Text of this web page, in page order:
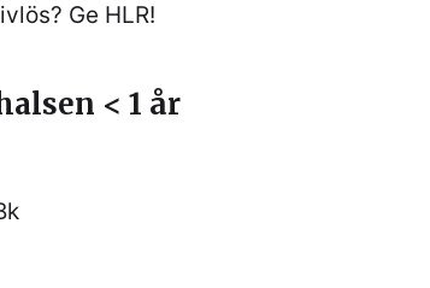
Ge HLR!
< 1 år